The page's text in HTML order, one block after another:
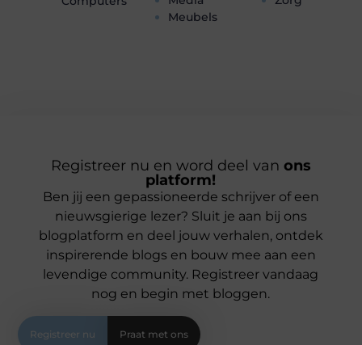
Meubels
Registreer nu en word deel van ons
platform!
Ben jij een gepassioneerde schrijver of een
nieuwsgierige lezer? Sluit je aan bij ons
blogplatform en deel jouw verhalen, ontdek
inspirerende blogs en bouw mee aan een
levendige community. Registreer vandaag
nog en begin met bloggen.
Registreer nu Praat met ons